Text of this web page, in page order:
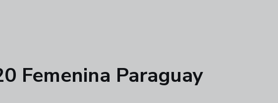
Femenina Paraguay